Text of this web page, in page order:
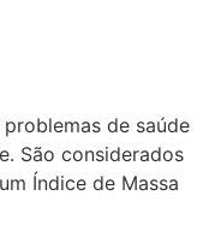
de saúde
São considerados
Índice de Massa